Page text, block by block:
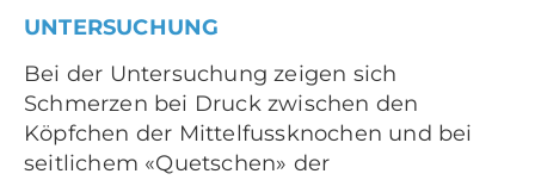
UNTERSUCHUNG
Bei der Untersuchung zeigen sich
Schmerzen bei Druck zwischen den
Köpfchen der Mittelfussknochen und bei
seitlichem «Quetschen» der